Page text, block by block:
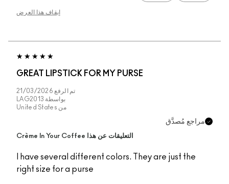
إيقاف هذا العرض
GREAT LIPSTICK FOR MY PURSE
تم الرفع 21/03/2026
بواسطة LAG2013
من United States
مراجع مُصدَّق
التعليقات عن هذا Crème In Your Coffee
I have several different colors. They are just the
right size for a purse